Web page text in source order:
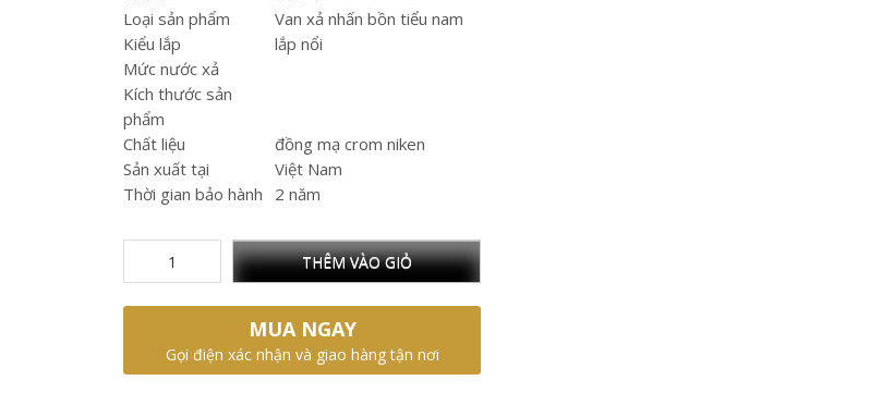
Loại sản phẩm
Van xả nhấn bồn tiểu nam
Kiểu lắp
lắp nổi
Mức nước xả
Kích thước sản
phẩm
Chất liệu
đồng mạ crom niken
Sản xuất tại
Việt Nam
Thời gian bảo hành
2 năm
THÊM VÀO GIỎ
MUA NGAY
Gọi điện xác nhận và giao hàng tận nơi